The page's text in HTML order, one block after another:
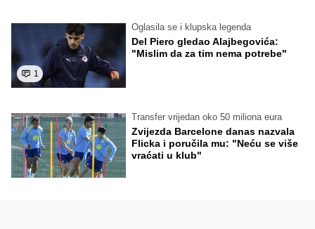
1
Oglasila se i klupska legenda
Del Piero gledao Alajbegovića:
"Mislim da za tim nema potrebe"
Transfer vrijedan oko 50 miliona eura
Zvijezda Barcelone danas nazvala
Flicka i poručila mu: "Neću se više
vraćati u klub"